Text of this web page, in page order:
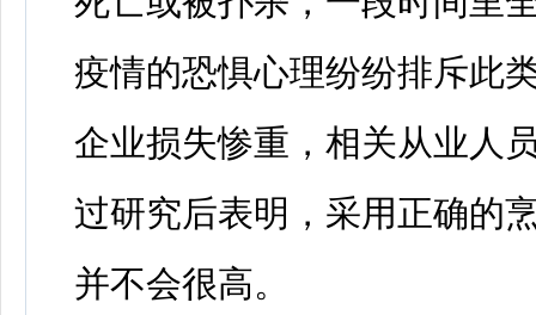
疫情的恐惧心理纷纷排斥此
企业损失惨重，相关从业人
过研究后表明，采用正确的
并不会很高。